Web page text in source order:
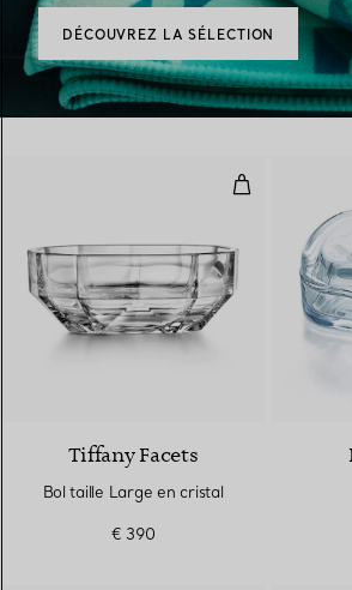
DÉCOUVREZ LA SÉLECTION
Bol taille
Tiffany Facets
Bol taille Large en cristal
€ 390